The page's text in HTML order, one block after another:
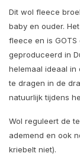
Dit wol fleece
baby en ouder.
fleece en is
geproduceerd in
helemaal ideaal in
te dragen in de
natuurlijk tijdens
Wol reguleert de
ademend en ook
kriebelt niet).